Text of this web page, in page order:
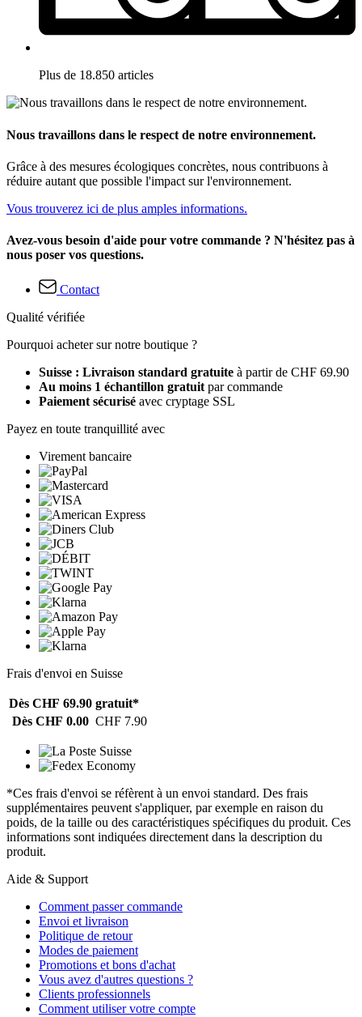
Plus de 18.850 articles
Nous travaillons dans le respect de notre environnement.
Grâce à des mesures écologiques concrètes, nous contribuons à
réduire autant que possible l'impact sur l'environnement.
Vous trouverez ici de plus amples informations.
Avez-vous besoin d'aide pour votre commande ? N'hésitez pas à
nous poser vos questions.
Contact
Qualité vérifiée
Pourquoi acheter sur notre boutique ?
Suisse : Livraison standard gratuite à partir de CHF 69.90
Au moins 1 échantillon gratuitpar commande
Paiement sécurisé avec cryptage SSL
Payez en toute tranquillité avec
Virement bancaire
Frais d'envoi en Suisse
Dès CHF 69.90 gratuit*
Dès CHF 0.00 CHF 7.90
*Ces frais d'envoi se réfèrent à un envoi standard. Des frais
supplémentaires peuvent s'appliquer, par exemple en raison du
poids, de la taille ou des caractéristiques spécifiques du produit. Ces
informations sont indiquées directement dans la description du
produit.
Aide & Support
Comment passer commande
Envoi et livraison
Politique de retour
Modes de paiement
Promotions et bons d'achat
Vous avez d'autres questions ?
Clients professionnels
Comment utiliser votre compte